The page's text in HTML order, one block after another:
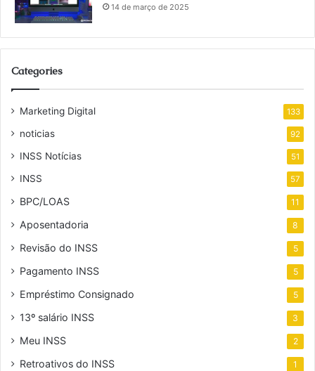
14 de março de 2025
Categories
Marketing Digital 133
noticias 92
INSS Notícias 51
INSS 57
BPC/LOAS 11
Aposentadoria 8
Revisão do INSS 5
Pagamento INSS 5
Empréstimo Consignado 5
13º salário INSS 3
Meu INSS 2
Retroativos do INSS 1